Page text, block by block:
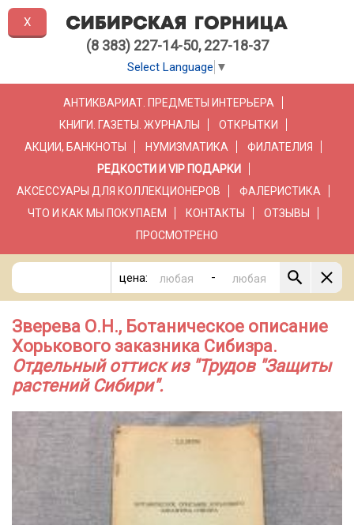
(8 383) 227-14-50, 227-18-37
Select Language ▼
АНТИКВАРИАТ. ПРЕДМЕТЫ ИНТЕРЬЕРА
КНИГИ. ГАЗЕТЫ. ЖУРНАЛЫ
ОТКРЫТКИ
АКЦИИ, БАНКНОТЫ
НУМИЗМАТИКА
ФИЛАТЕЛИЯ
РЕДКОСТИ И VIP ПОДАРКИ
АКСЕССУАРЫ ДЛЯ КОЛЛЕКЦИОНЕРОВ
ФАЛЕРИСТИКА
ЧТО И КАК МЫ ПОКУПАЕМ
КОНТАКТЫ
ОТЗЫВЫ
ПРОСМОТРЕНО
цена: -
Зверева О.Н., Ботаническое описание
Хорькового заказника Сибизра.
Отдельный оттиск из "Трудов "Защиты
растений Сибири".
X